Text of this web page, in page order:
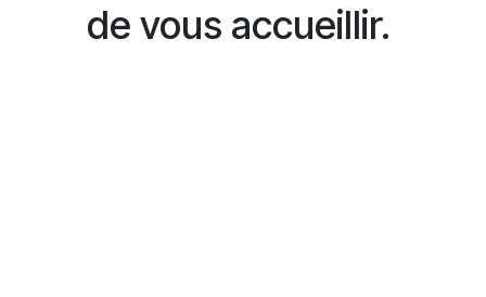
de vous accueillir.